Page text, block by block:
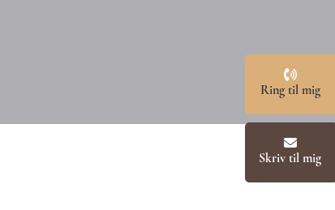
Ring til mig
Skriv til mig